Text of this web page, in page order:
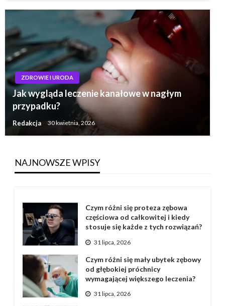
ZDROWIE I URODA
Jak wygląda leczenie kanałowe w nagłym
przypadku?
Redakcja 30 kwietnia, 2026
NAJNOWSZE WPISY
Czym różni się proteza zębowa
częściowa od całkowitej i kiedy
stosuje się każde z tych rozwiązań?
31 lipca, 2026
Czym różni się mały ubytek zębowy
od głębokiej próchnicy
wymagającej większego leczenia?
31 lipca, 2026